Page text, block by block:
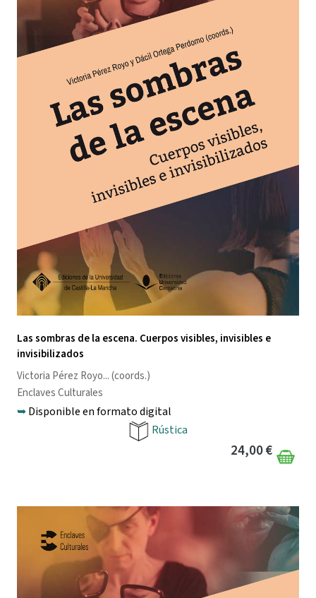
Las sombras de la escena. Cuerpos visibles, invisibles e
invisibilizados
Victoria Pérez Royo... (coords.)
Enclaves Culturales
➥Disponible en formato digital
Rústica
24,00 €